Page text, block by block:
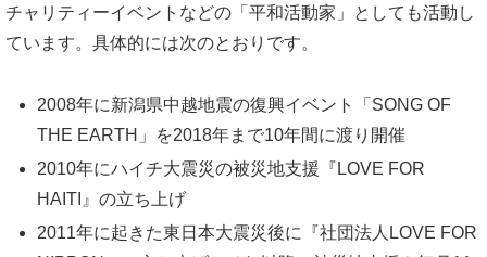
チャリティーイベントなどの「平和活動家」としても活動し
ています。具体的には次のとおりです。
2008年に新潟県中越地震の復興イベント「SONG OF
THE EARTH」を2018年まで10年間に渡り開催
2010年にハイチ大震災の被災地支援『LOVE FOR
HAITI』の立ち上げ
2011年に起きた東日本大震災後に『社団法人LOVE FOR